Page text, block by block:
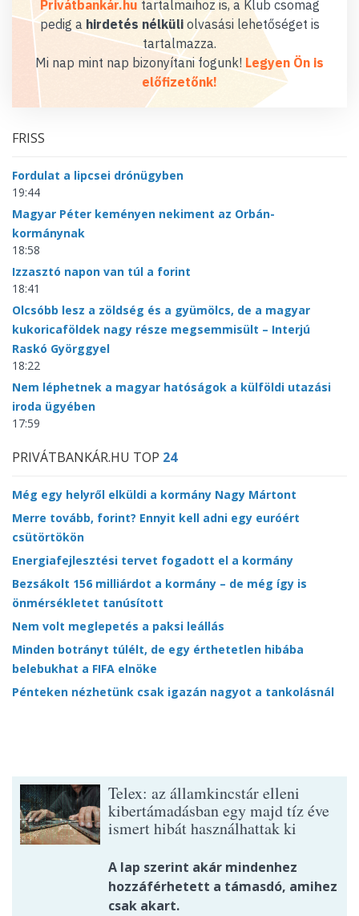
Privátbankár.hu tartalmaihoz is, a Klub csomag
pedig a hirdetés nélküliolvasási lehetőséget is
tartalmazza.
Mi nap mint nap bizonyítani fogunk! Legyen Ön is
előfizetőnk!
FRISS
Fordulat a lipcsei drónügyben
19:44
Magyar Péter keményen nekiment az Orbán-
kormánynak
18:58
Izzasztó napon van túl a forint
18:41
Olcsóbb lesz a zöldség és a gyümölcs, de a magyar
kukoricaföldek nagy része megsemmisült – Interjú
Raskó Györggyel
18:22
Nem léphetnek a magyar hatóságok a külföldi utazási
iroda ügyében
17:59
PRIVÁTBANKÁR.HU TOP 24
Még egy helyről elküldi a kormány Nagy Mártont
Merre tovább, forint? Ennyit kell adni egy euróért
csütörtökön
Energiafejlesztési tervet fogadott el a kormány
Bezsákolt 156 milliárdot a kormány – de még így is
önmérsékletet tanúsított
Nem volt meglepetés a paksi leállás
Minden botrányt túlélt, de egy érthetetlen hibába
belebukhat a FIFA elnöke
Pénteken nézhetünk csak igazán nagyot a tankolásnál
Telex: az államkincstár elleni
kibertámadásban egy majd tíz éve
ismert hibát használhattak ki
A lap szerint akár mindenhez
hozzáférhetett a támasdó, amihez
csak akart.